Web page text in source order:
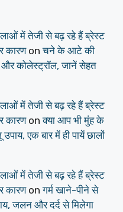
में तेजी से बढ़ रहे हैं ब्रेस्ट
कारणonचने के आटे की
और कोलेस्ट्रॉल, जानें सेहत
में तेजी से बढ़ रहे हैं ब्रेस्ट
कारणonक्या आप भी मुंह के
एक बार में ही पायें छालों
में तेजी से बढ़ रहे हैं ब्रेस्ट
कारणonगर्म खाने-पीने से
जलन और दर्द से मिलेगा